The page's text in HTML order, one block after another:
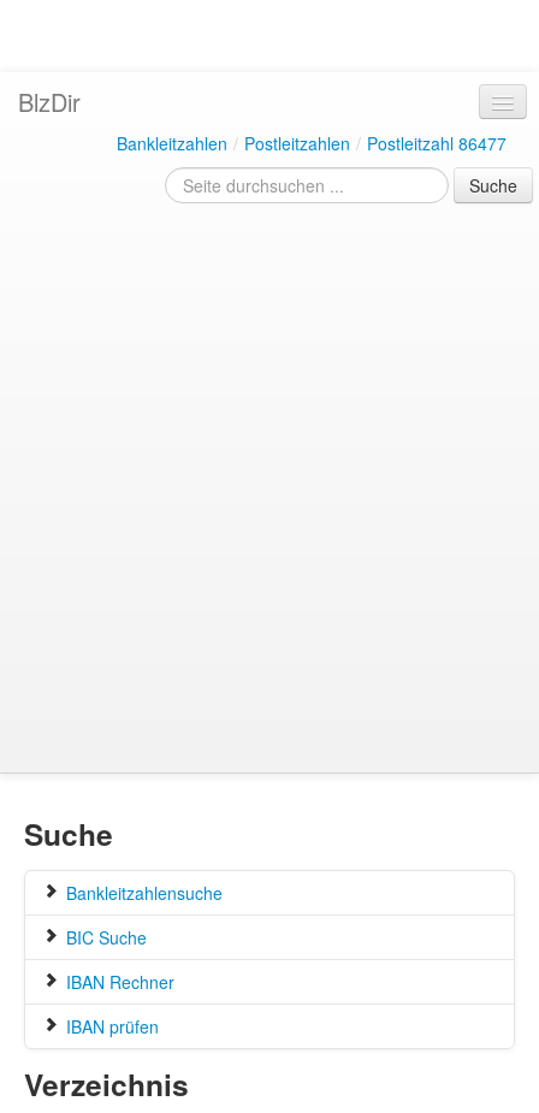
BlzDir
Bankleitzahlen / Postleitzahlen / Postleitzahl 86477
Suche
Suche
Bankleitzahlensuche
BIC Suche
IBAN Rechner
IBAN prüfen
Verzeichnis